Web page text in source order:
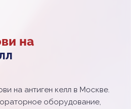
на
на антиген келл в Москве.
оборудование,